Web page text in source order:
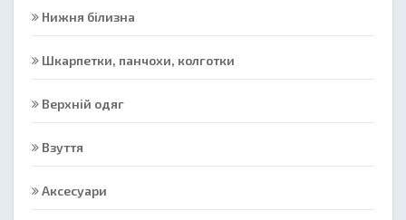
Нижня білизна
Шкарпетки, панчохи, колготки
Верхній одяг
Взуття
Аксесуари